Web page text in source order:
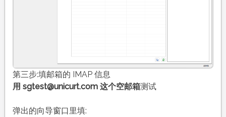
第三步:填邮箱的 IMAP 信息
用 sgtest@unicurt.com 这个空邮箱测试
弹出的向导窗口里填: